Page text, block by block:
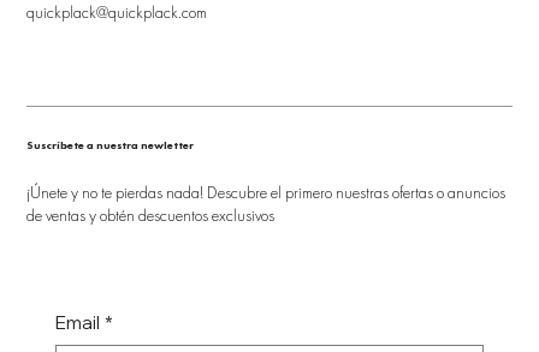
quickplack@quickplack.com
Suscríbete a nuestra newletter
¡Únete y no te pierdas nada! Descubre el primero nuestras ofertas o anuncios
de ventas y obtén descuentos exclusivos
Email *